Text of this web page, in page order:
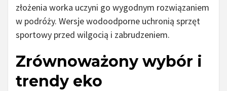
złożenia worka uczyni go wygodnym rozwiązaniem
w podróży. Wersje wodoodporne uchronią sprzęt
sportowy przed wilgocią i zabrudzeniem.
Zrównoważony wybór i
trendy eko